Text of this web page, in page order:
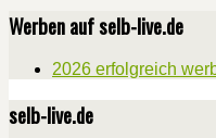
Werben auf selb-live.de
2026 erfolgreich
selb-live.de